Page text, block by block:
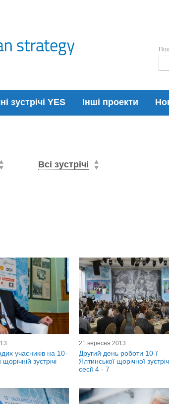
зустрічі YES Інші проекти
Всі зустрічі
учасників на 10-
зустрічі
21 вересня 2013
Другий день роботи 10-ї
Ялтинської щорічної
сесії 4 - 7